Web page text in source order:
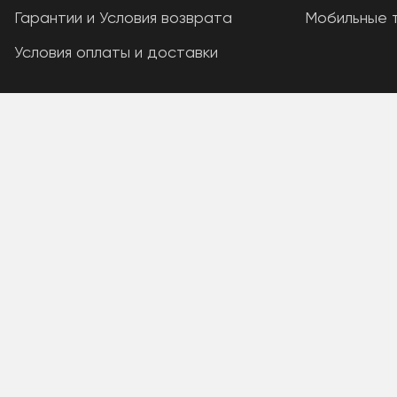
Мобильные
Гарантии и Условия возврата
Условия оплаты и доставки